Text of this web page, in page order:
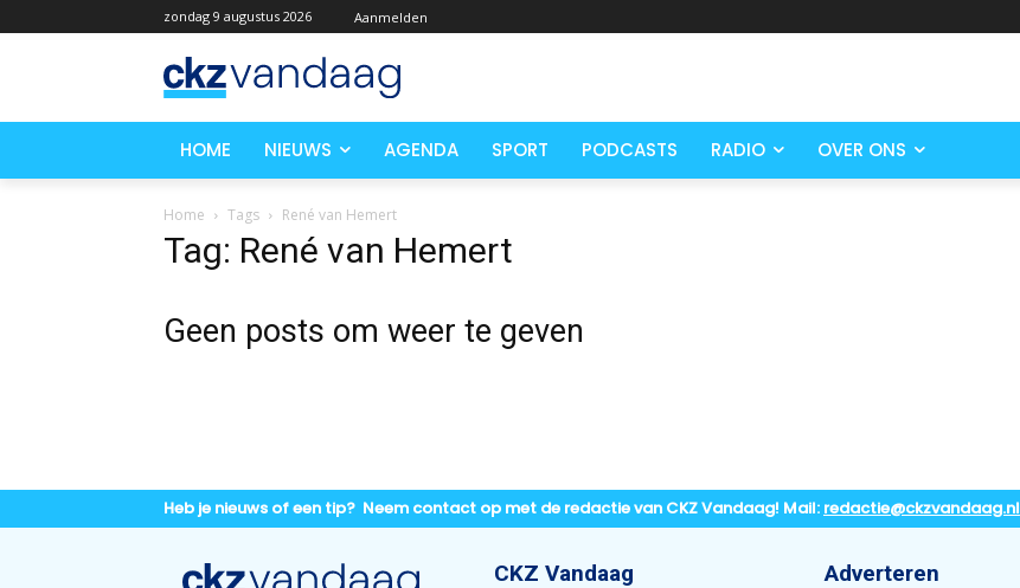
zondag 9 augustus 2026 Aanmelden
HOME NIEUWS AGENDA SPORT PODCASTS RADIO OVER ONS
Home Tags René van Hemert
Tag: René van Hemert
Geen posts om weer te geven
Heb je nieuws of een tip? Neem contact op met de redactie van CKZ Vandaag! Mail: redactie@ckzvandaag.nl
CKZ Vandaag Adverteren